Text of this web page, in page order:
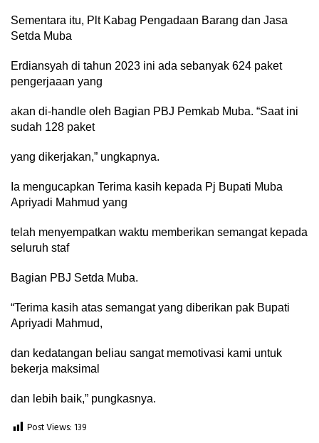
Sementara itu, Plt Kabag Pengadaan Barang dan Jasa
Setda Muba
Erdiansyah di tahun 2023 ini ada sebanyak 624 paket
pengerjaaan yang
akan di-handle oleh Bagian PBJ Pemkab Muba. “Saat ini
sudah 128 paket
yang dikerjakan,” ungkapnya.
Ia mengucapkan Terima kasih kepada Pj Bupati Muba
Apriyadi Mahmud yang
telah menyempatkan waktu memberikan semangat kepada
seluruh staf
Bagian PBJ Setda Muba.
“Terima kasih atas semangat yang diberikan pak Bupati
Apriyadi Mahmud,
dan kedatangan beliau sangat memotivasi kami untuk
bekerja maksimal
dan lebih baik,” pungkasnya.
Post Views: 139